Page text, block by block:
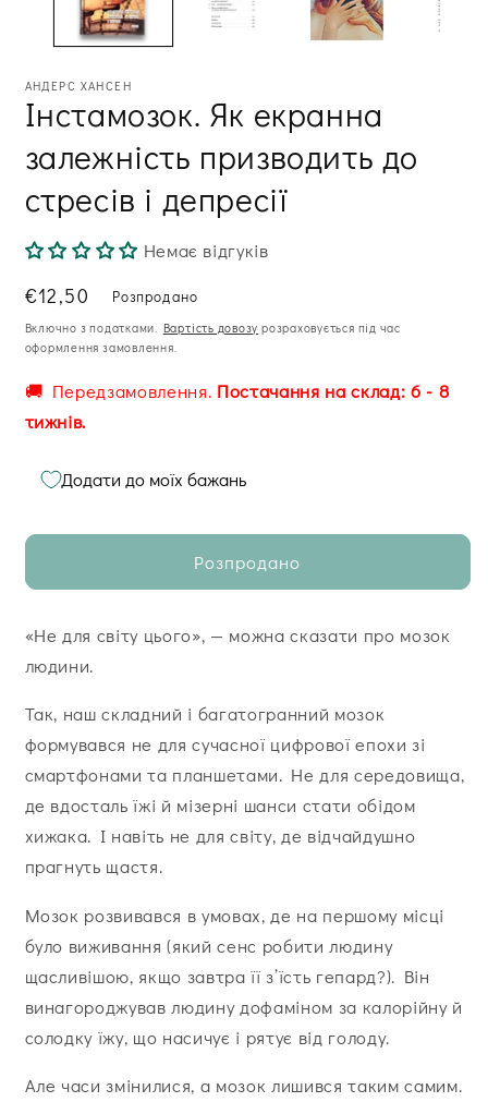
АНДЕРС ХАНСЕН
Інстамозок. Як екранна
залежність призводить до
стресів і депресії
Немає відгуків
Звична
ціна
€12,50 Розпродано
Включно з податками. Вартість довозу розраховується під час
оформлення замовлення.
🚚 Передзамовлення. Постачання на склад: 6 - 8
тижнів.
Додати до моїх бажань
Розпродано
«Не для світу цього», — можна сказати про мозок
людини.
Так, наш складний і багатогранний мозок
формувався не для сучасної цифрової епохи зі
смартфонами та планшетами. Не для середовища,
де вдосталь їжі й мізерні шанси стати обідом
хижака. І навіть не для світу, де відчайдушно
прагнуть щастя.
Мозок розвивався в умовах, де на першому місці
було виживання (який сенс робити людину
щасливішою, якщо завтра її з’їсть гепард?). Він
винагороджував людину дофаміном за калорійну й
солодку їжу, що насичує і рятує від голоду.
Але часи змінилися, а мозок лишився таким самим.